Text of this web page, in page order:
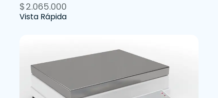
$2.065.000
Vista Rápida